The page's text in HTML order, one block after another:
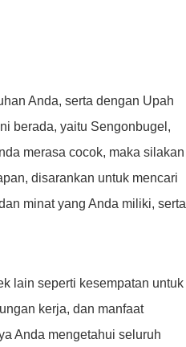
Anda, serta dengan Upah
berada, yaitu Sengonbugel,
merasa cocok, maka silakan
disarankan untuk mencari
minat yang Anda miliki, serta
lain seperti kesempatan untuk
kerja, dan manfaat
Anda mengetahui seluruh